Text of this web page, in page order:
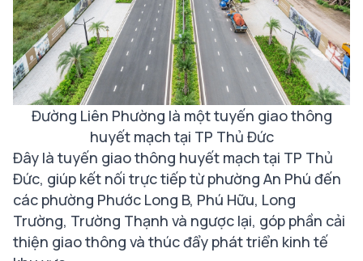
Đường Liên Phường là một tuyến giao thông
huyết mạch tại TP Thủ Đức
Đây là tuyến giao thông huyết mạch tại TP Thủ
Đức, giúp kết nối trực tiếp từ phường An Phú đến
các phường Phước Long B, Phú Hữu, Long
Trường, Trường Thạnh và ngược lại, góp phần cải
thiện giao thông và thúc đẩy phát triển kinh tế